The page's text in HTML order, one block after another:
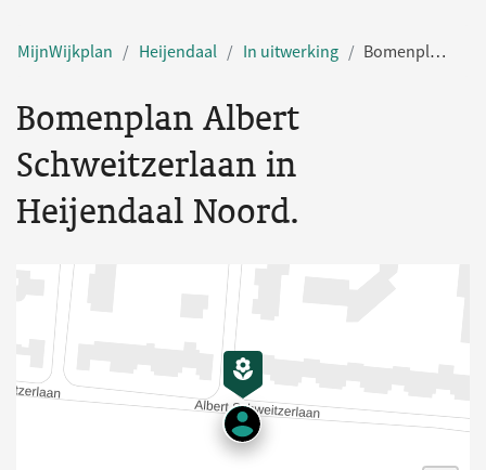
MijnWijkplan Heijendaal In uitwerking Bomenplan Albert Schweitzerlaan in Heijendaal Noord.
Bomenplan Albert
Schweitzerlaan in
Heijendaal Noord.